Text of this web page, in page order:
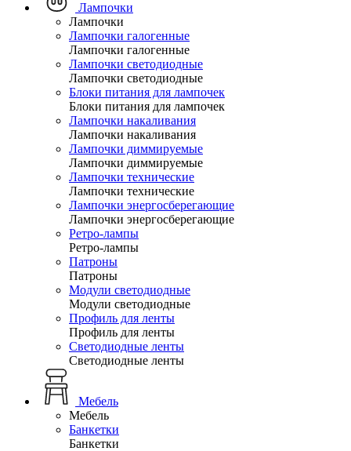
Лампочки
Лампочки
Лампочки галогенные
Лампочки галогенные
Лампочки светодиодные
Лампочки светодиодные
Блоки питания для лампочек
Блоки питания для лампочек
Лампочки накаливания
Лампочки накаливания
Лампочки диммируемые
Лампочки диммируемые
Лампочки технические
Лампочки технические
Лампочки энергосберегающие
Лампочки энергосберегающие
Ретро-лампы
Ретро-лампы
Патроны
Патроны
Модули светодиодные
Модули светодиодные
Профиль для ленты
Профиль для ленты
Светодиодные ленты
Светодиодные ленты
Мебель
Мебель
Банкетки
Банкетки